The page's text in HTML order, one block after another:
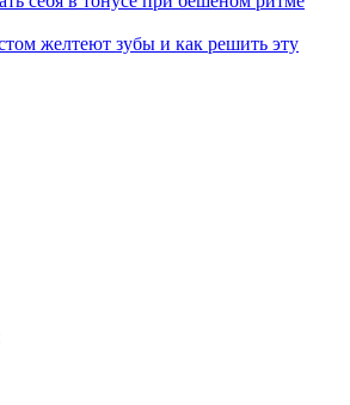
желтеют зубы и как решить эту